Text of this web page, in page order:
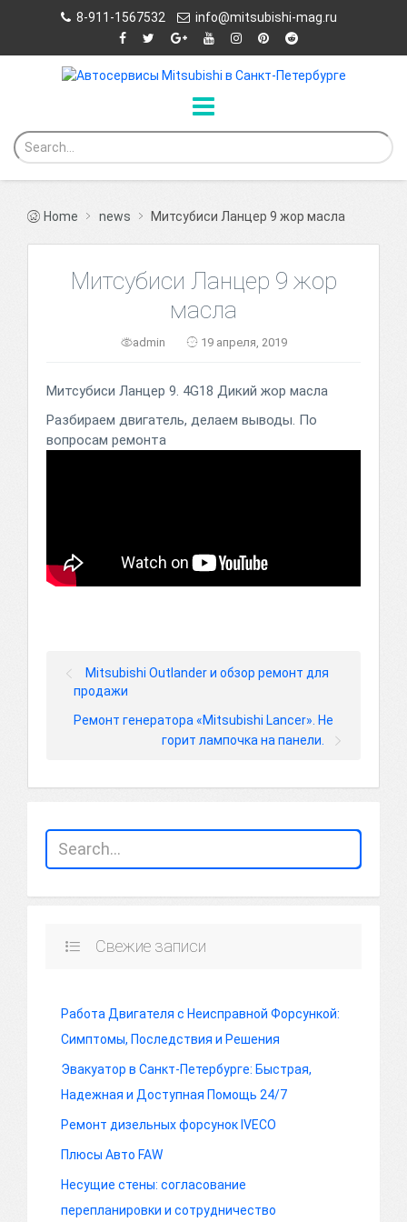
8-911-1567532 info@mitsubishi-mag.ru
Home news Митсубиси Ланцер 9 жор масла
Митсубиси Ланцер 9 жор
масла
admin 19 апреля, 2019
Митсубиси Ланцер 9. 4G18 Дикий жор масла
Разбираем двигатель, делаем выводы. По
вопросам ремонта
Mitsubishi Outlander и обзор ремонт для
продажи
Ремонт генератора «Mitsubishi Lancer». Не
горит лампочка на панели.
Свежие записи
Работа Двигателя с Неисправной Форсункой:
Симптомы, Последствия и Решения
Эвакуатор в Санкт-Петербурге: Быстрая,
Надежная и Доступная Помощь 24/7
Ремонт дизельных форсунок IVECO
Плюсы Авто FAW
Несущие стены: согласование
перепланировки и сотрудничество